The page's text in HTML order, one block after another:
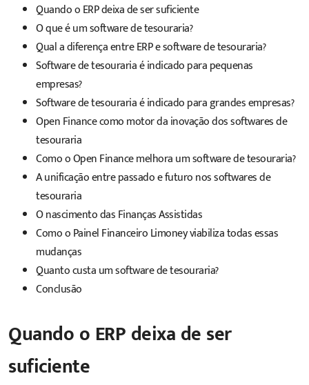
Quando o ERP deixa de ser suficiente
O que é um software de tesouraria?
Qual a diferença entre ERP e software de tesouraria?
Software de tesouraria é indicado para pequenas
empresas?
Software de tesouraria é indicado para grandes empresas?
Open Finance como motor da inovação dos softwares de
tesouraria
Como o Open Finance melhora um software de tesouraria?
A unificação entre passado e futuro nos softwares de
tesouraria
O nascimento das Finanças Assistidas
Como o Painel Financeiro Limoney viabiliza todas essas
mudanças
Quanto custa um software de tesouraria?
Conclusão
Quando o ERP deixa de ser
suficiente